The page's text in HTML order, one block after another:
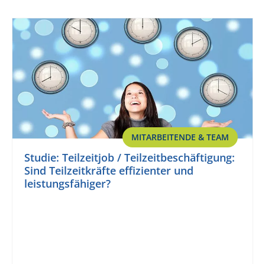
MITARBEITENDE & TEAM
Studie: Teilzeitjob / Teilzeitbeschäftigung:
Sind Teilzeitkräfte effizienter und
leistungsfähiger?